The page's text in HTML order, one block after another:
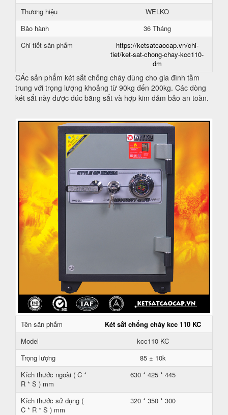
Thương hiệu
WELKO
Bảo hành
36 Tháng
Chi tiết sản phẩm
https://ketsatcaocap.vn/chi-
tiet/ket-sat-chong-chay-kcc110-
dm
CÁc sản phẩm két sắt chống cháy dùng cho gia đình tầm
trung với trọng lượng khoảng từ 90kg đến 200kg. Các dòng
két sắt này được đúc bằng sắt và hợp kim đảm bảo an toàn.
Tên sản phẩm
Két sắt chống cháy kcc 110 KC
Model
kcc110 KC
Trọng lượng
85 ± 10k
Kích thước ngoài ( C *
R * S ) mm
630 * 425 * 445
Kích thước sử dụng (
C * R * S ) mm
320 * 350 * 300